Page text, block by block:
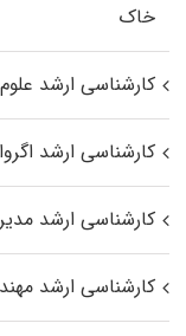
خاک
کارشناسی ارشد
کارشناسی ارشد
کارشناسی ارشد
کارشناسی ارشد